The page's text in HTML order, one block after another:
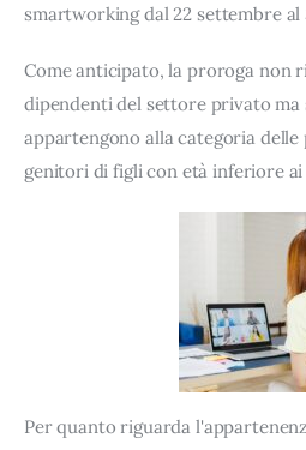
smartworking dal 22 settembre al
Come anticipato, la proroga non
dipendenti del settore privato
appartengono alla categoria
genitori di figli con età inferiore ai
Per quanto riguarda